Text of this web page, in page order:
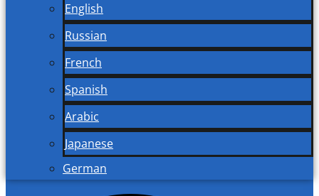
English
Russian
French
Spanish
Arabic
Japanese
German